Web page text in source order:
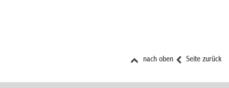
Seite zurück
nach oben